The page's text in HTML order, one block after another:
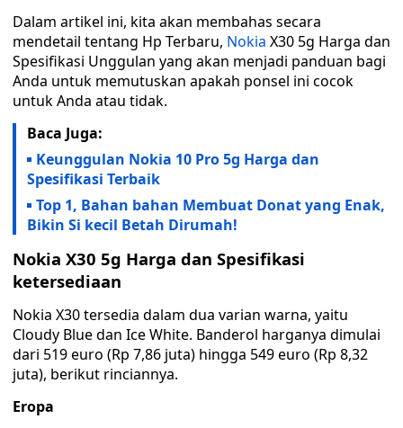
Dalam artikel ini, kita akan membahas secara
mendetail tentang Hp Terbaru, Nokia X30 5g Harga dan
Spesifikasi Unggulan yang akan menjadi panduan bagi
Anda untuk memutuskan apakah ponsel ini cocok
untuk Anda atau tidak.
Baca Juga:
Keunggulan Nokia 10 Pro 5g Harga dan
Spesifikasi Terbaik
Top 1, Bahan bahan Membuat Donat yang Enak,
Bikin Si kecil Betah Dirumah!
Nokia X30 5g Harga dan Spesifikasi
ketersediaan
Nokia X30 tersedia dalam dua varian warna, yaitu
Cloudy Blue dan Ice White. Banderol harganya dimulai
dari 519 euro (Rp 7,86 juta) hingga 549 euro (Rp 8,32
juta), berikut rinciannya.
Eropa